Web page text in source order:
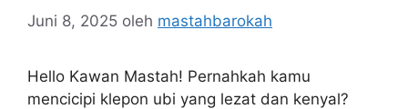
Juni 8, 2025 oleh mastahbarokah
Hello Kawan Mastah! Pernahkah kamu
mencicipi klepon ubi yang lezat dan kenyal?